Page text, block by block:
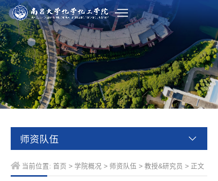
师资队伍
当前位置: 首页 > 学院概况 > 师资队伍 > 教授&研究员 > 正文